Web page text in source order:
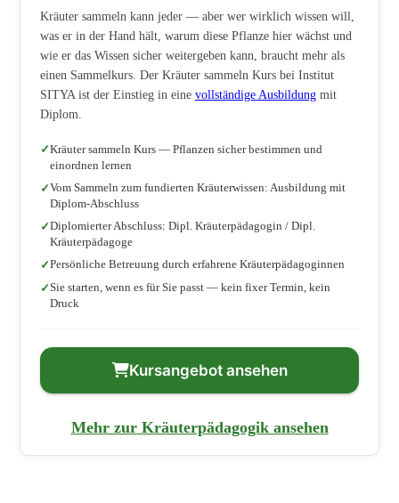
Kräuter sammeln kann jeder — aber wer wirklich wissen will,
was er in der Hand hält, warum diese Pflanze hier wächst und
wie er das Wissen sicher weitergeben kann, braucht mehr als
einen Sammelkurs. Der Kräuter sammeln Kurs bei Institut
SITYA ist der Einstieg in eine vollständige Ausbildung mit
Diplom.
Kräuter sammeln Kurs — Pflanzen sicher bestimmen und
einordnen lernen
Vom Sammeln zum fundierten Kräuterwissen: Ausbildung mit
Diplom-Abschluss
Diplomierter Abschluss: Dipl. Kräuterpädagogin / Dipl.
Kräuterpädagoge
Persönliche Betreuung durch erfahrene Kräuterpädagoginnen
Sie starten, wenn es für Sie passt — kein fixer Termin, kein
Druck
Kursangebot ansehen
Mehr zur Kräuterpädagogik ansehen